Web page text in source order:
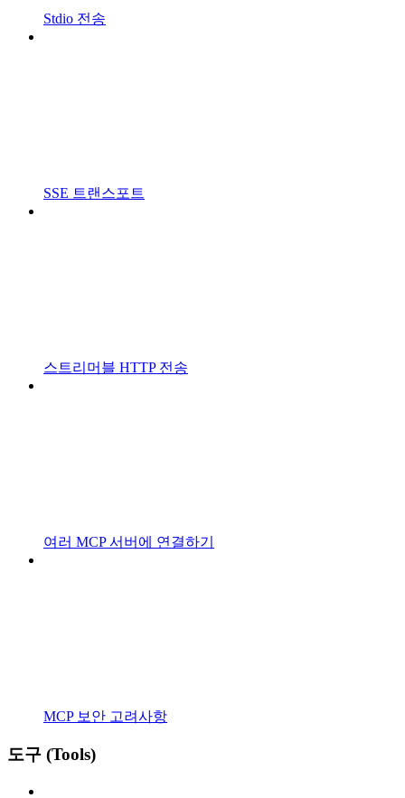
Stdio 전송
SSE 트랜스포트
스트리머블 HTTP 전송
여러 MCP 서버에 연결하기
MCP 보안 고려사항
도구 (Tools)